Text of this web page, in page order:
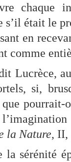
chaque
s’il était le
en
comme
Lucrèce,
si,
que
la Nature, II,
sérénité